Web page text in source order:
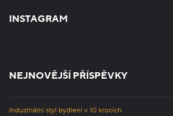
INSTAGRAM
NEJNOVĚJŠÍ PŘÍSPĚVKY
Industriální styl bydlení v 10 krocích